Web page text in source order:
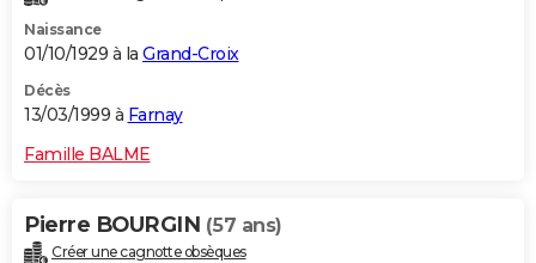
Naissance
01/10/1929 à la Grand-Croix
Décès
13/03/1999 à Farnay
Famille BALME
Pierre BOURGIN (57 ans)
Créer une cagnotte obsèques